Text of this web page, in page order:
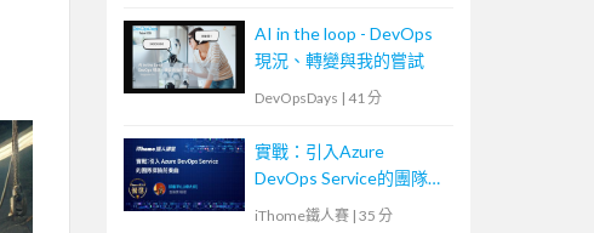
AI in the loop - DevOps
現況、轉變與我的嘗試
DevOpsDays | 41 分
實戰：引入Azure
DevOps Service的團隊探
險前奏曲
iThome鐵人賽 | 35 分